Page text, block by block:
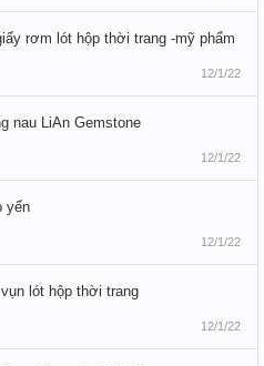
rơm lót hộp thời trang -mỹ phẩm
12/1/22
nau LiAn Gemstone
12/1/22
yến
12/1/22
lót hộp thời trang
12/1/22